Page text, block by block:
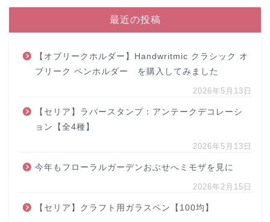
最近の投稿
【オブリークホルダー】Handwritmic クラシック オ
ブリーク ペンホルダー を購入してみました
2026年5月13日
【セリア】ラバースタンプ：アンテークデコレーシ
ョン【全4種】
2026年5月13日
今年もフローラルガーデンおぶせへミモザを見に
2026年2月15日
【セリア】クラフト用ガラスペン【100均】